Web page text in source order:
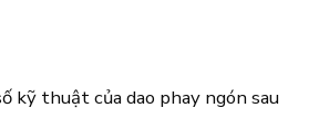
kỹ thuật của dao phay ngón sau